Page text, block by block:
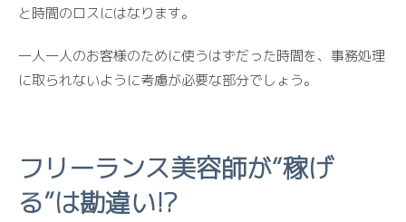
と時間のロスにはなります。
一人一人のお客様のために使うはずだった時間を、事務処理
に取られないように考慮が必要な部分でしょう。
フリーランス美容師が“稼げ
る”は勘違い!?